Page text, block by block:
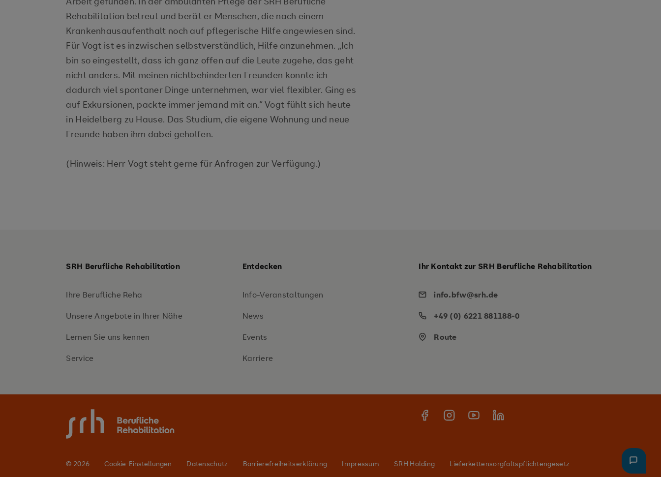
Rehabilitation betreut und berät er Menschen, die nach einem
Krankenhausaufenthalt noch auf pflegerische Hilfe angewiesen sind.
Für Vogt ist es inzwischen selbstverständlich, Hilfe anzunehmen. „Ich
bin so eingestellt, dass ich ganz offen auf die Leute zugehe, das geht
nicht anders. Mit meinen nichtbehinderten Freunden konnte ich
dadurch viel spontaner Dinge unternehmen, war viel flexibler. Ging es
auf Exkursionen, packte immer jemand mit an.“ Vogt fühlt sich heute
in Heidelberg zu Hause. Das Studium, die eigene Wohnung und neue
Freunde haben ihm dabei geholfen.
(Hinweis: Herr Vogt steht gerne für Anfragen zur Verfügung.)
SRH Berufliche Rehabilitation
Ihre Berufliche Reha
Unsere Angebote in Ihrer Nähe
Lernen Sie uns kennen
Service
Entdecken
Info-Veranstaltungen
News
Events
Karriere
Ihr Kontakt zur SRH Berufliche Rehabilitation
info.bfw@srh.de
+49 (0) 6221 881188-0
Route
© 2026 Cookie-Einstellungen Datenschutz Barrierefreiheitserklärung Impressum SRH Holding Lieferkettensorgfaltspflichtengesetz